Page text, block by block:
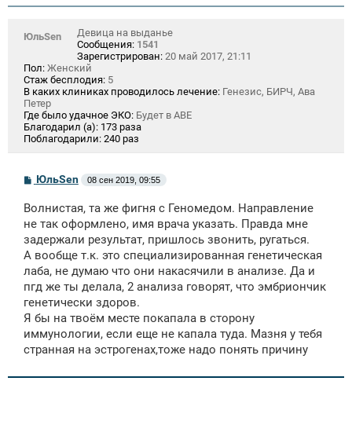
ЮльSen
Девица на выданье
Сообщения: 1541
Зарегистрирован: 20 май 2017, 21:11
Пол: Женский
Стаж бесплодия: 5
В каких клиниках проводилось лечение: Генезис, БИРЧ, Ава
Петер
Где было удачное ЭКО: Будет в АВЕ
Благодарил (а): 173 раза
Поблагодарили: 240 раз
С
б
щ
н
и
ЮльSen 08 сен 2019, 09:55
Волнистая, та же фигня с Геномедом. Направление
не так оформлено, имя врача указать. Правда мне
задержали результат, пришлось звонить, ругаться.
А вообще т.к. это специализированная генетическая
лаба, не думаю что они накасячили в анализе. Да и
пгд же ты делала, 2 анализа говорят, что эмбриончик
генетически здоров.
Я бы на твоём месте покапала в сторону
иммунологии, если еще не капала туда. Мазня у тебя
странная на эстрогенах,тоже надо понять причину